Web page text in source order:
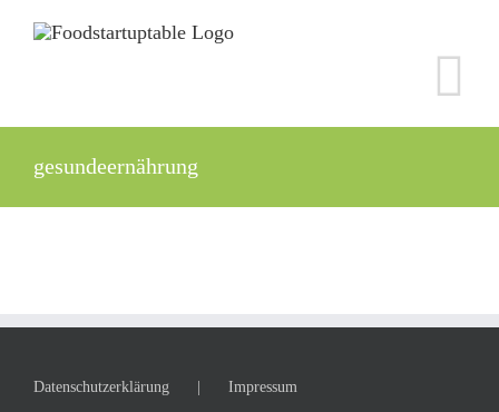
Inhalt
gesundeernährung
Datenschutzerklärung Impressum